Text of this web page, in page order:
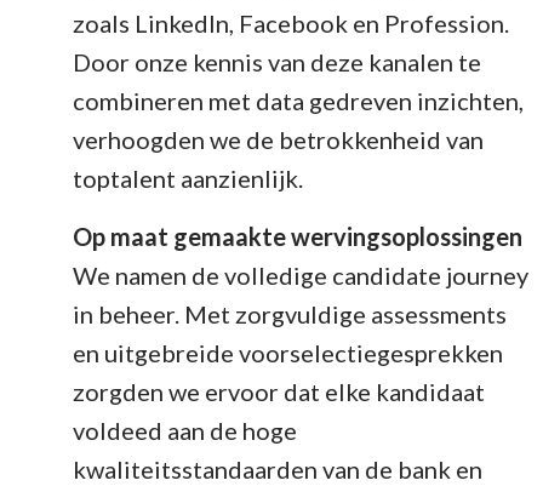
zoals LinkedIn, Facebook en Profession.
Door onze kennis van deze kanalen te
combineren met data gedreven inzichten,
verhoogden we de betrokkenheid van
toptalent aanzienlijk.
Op maat gemaakte wervingsoplossingen
We namen de volledige candidate journey
in beheer. Met zorgvuldige assessments
en uitgebreide voorselectiegesprekken
zorgden we ervoor dat elke kandidaat
voldeed aan de hoge
kwaliteitsstandaarden van de bank en